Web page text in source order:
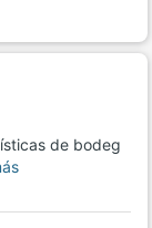
de bodeg